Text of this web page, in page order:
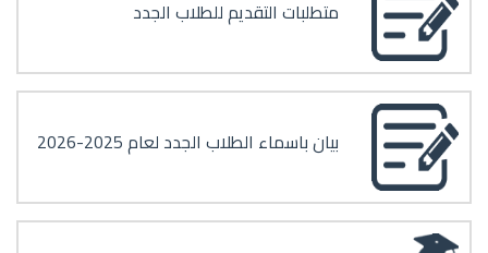
متطلبات التقديم للطلاب الجدد
بيان باسماء الطلاب الجدد لعام 2025-2026